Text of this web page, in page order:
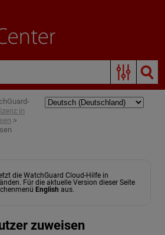
in
>
die WatchGuard Cloud-Hilfe in
Für die aktuelle Version dieser Seite
English aus.
zuweisen